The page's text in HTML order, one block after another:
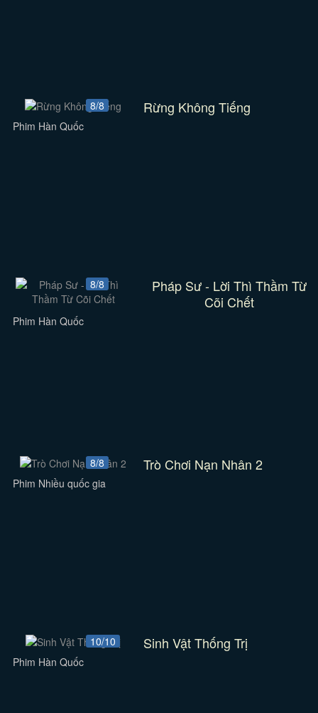
8/8 Rừng Không Tiếng
Phim Hàn Quốc
8/8
Pháp Sư - Lời Thì Thầm Từ
Cõi Chết
Phim Hàn Quốc
8/8 Trò Chơi Nạn Nhân 2
Phim Nhiều quốc gia
10/10 Sinh Vật Thống Trị
Phim Hàn Quốc